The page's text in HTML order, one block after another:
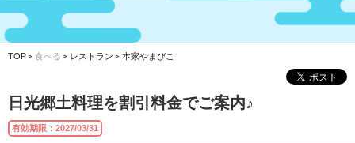
TOP 食べる レストラン 本家やまびこ
日光郷土料理を割引料金でご案内♪
有効期限：2027/03/31